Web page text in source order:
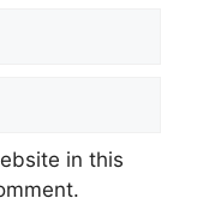
in this